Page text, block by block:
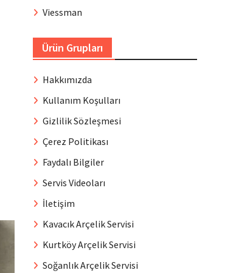
Viessman
Ürün Grupları
Hakkımızda
Kullanım Koşulları
Gizlilik Sözleşmesi
Çerez Politikası
Faydalı Bilgiler
Servis Videoları
İletişim
Kavacık Arçelik Servisi
Kurtköy Arçelik Servisi
Soğanlık Arçelik Servisi